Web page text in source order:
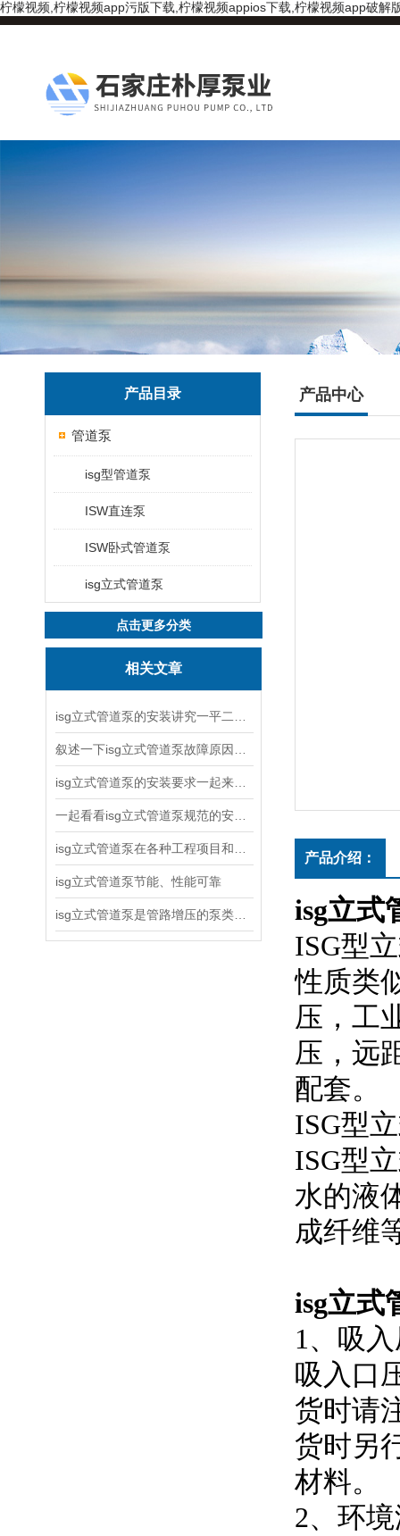
柠檬视频,柠檬视频app污版下载,柠檬视频appios下载,柠檬视频app破解
产品目录
管道泵
isg型管道泵
ISW直连泵
ISW卧式管道泵
isg立式管道泵
点击更多分类
相关文章
isg立式管道泵节能、性能可靠
产品中心
产品介绍：
isg立式
ISG型
性质类
压，
压
配套。
ISG型立
ISG型立
水的液体
成纤维等
isg立式
1
吸入口
货时请
货时另
材料。
2、环